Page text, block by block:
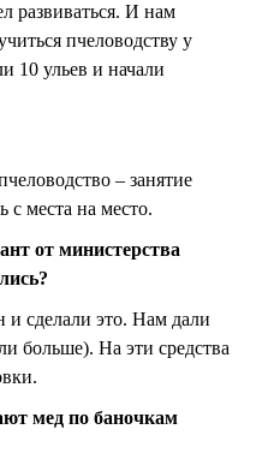
развиваться. И нам
пчеловодству у
10 ульев и начали
– занятие
с места на место.
от министерства
сделали это. Нам дали
больше). На эти средства
мед по баночкам